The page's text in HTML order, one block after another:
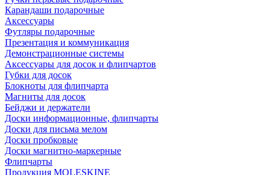
Карандаши подарочные
Аксессуары
Футляры подарочные
Презентация и коммуникация
Демонстрационные системы
Аксессуары для досок и флипчартов
Губки для досок
Блокноты для флипчарта
Магниты для досок
Бейджи и держатели
Доски информационные, флипчарты
Доски для письма мелом
Доски пробковые
Доски магнитно-маркерные
Флипчарты
Продукция MOLESKINE